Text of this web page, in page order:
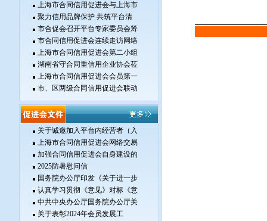
上海市合同信用促进会与上海市
聚力信用品牌保护 共筑平台清
市合促会召开平台专家委员会筹
市合同信用促进会连续走访网络
上海市合同信用促进会第二小组
湖南省守合同重信用企业协会莅
上海市合同信用促进会会员第一
市、区两级合同信用促进会联动
关于诚邀加入平台内经营者（入
上海市合同信用促进会网络交易
加强合同信用促进会自身建设的
2025防暑慰问信
国务院办公厅印发《关于进一步
认真学习贯彻《意见》对标《意
中共中央办公厅国务院办公厅关
关于表彰2024年会员发展工